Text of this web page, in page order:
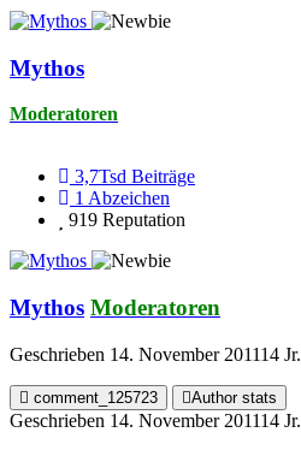
Mythos
Moderatoren
3,7Tsd Beiträge
1 Abzeichen
919 Reputation
Mythos Moderatoren
Geschrieben 14. November 201114 Jr.
comment_125723 Author stats
Geschrieben 14. November 201114 Jr.